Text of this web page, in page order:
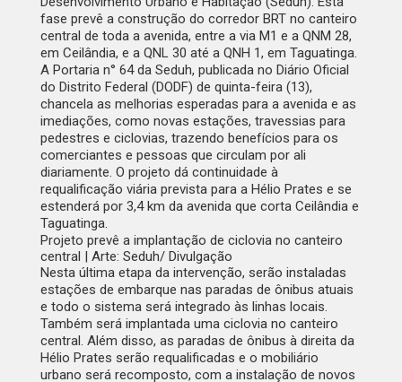
fase prevê a construção do corredor BRT no canteiro
central de toda a avenida, entre a via M1 e a QNM 28,
em Ceilândia, e a QNL 30 até a QNH 1, em Taguatinga.
A Portaria n° 64 da Seduh, publicada no Diário Oficial
do Distrito Federal (DODF) de quinta-feira (13),
chancela as melhorias esperadas para a avenida e as
imediações, como novas estações, travessias para
pedestres e ciclovias, trazendo benefícios para os
comerciantes e pessoas que circulam por ali
diariamente. O projeto dá continuidade à
requalificação viária prevista para a Hélio Prates e se
estenderá por 3,4 km da avenida que corta Ceilândia e
Taguatinga.
Projeto prevê a implantação de ciclovia no canteiro
central | Arte: Seduh/ Divulgação
Nesta última etapa da intervenção, serão instaladas
estações de embarque nas paradas de ônibus atuais
e todo o sistema será integrado às linhas locais.
Também será implantada uma ciclovia no canteiro
central. Além disso, as paradas de ônibus à direita da
Hélio Prates serão requalificadas e o mobiliário
urbano será recomposto, com a instalação de novos